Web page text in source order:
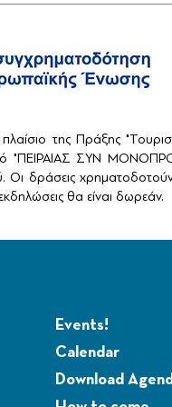
της Πράξης
"ΠΕΙΡΑΙΑΣ ΣΥΝ
δράσεις
θα είναι δωρεάν.
Events!
Calendar
Download